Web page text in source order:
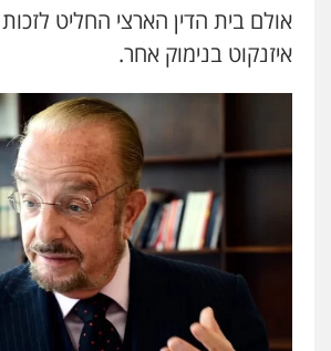
אולם בית הדין הארצי החליט
איזנקוט בנימוק אחר.